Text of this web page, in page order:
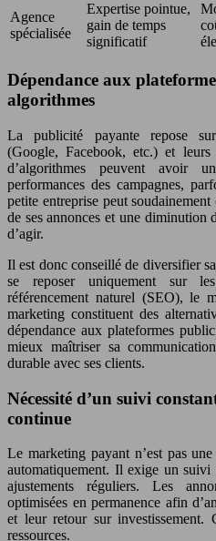
Agence
spécialisée
Expertise pointue,
gain de temps
significatif
Dépendance aux
algorithmes
La publicité payante repose
(Google, Facebook, etc.) et
d’algorithmes peuvent avoir
performances des campagnes,
petite entreprise peut
de ses annonces et une
d’agir.
Il est donc conseillé de diversifier
se reposer uniquement sur
référencement naturel (SEO), le
marketing constituent des
dépendance aux plateformes
mieux maîtriser sa
durable avec ses clients.
Nécessité d’un suivi
continue
Le marketing payant n’est pas
automatiquement. Il exige un suivi
ajustements réguliers. Les
optimisées en permanence afin
et leur retour sur investissement.
ressources.